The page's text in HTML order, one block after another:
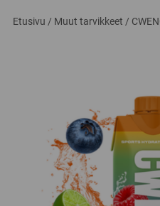
Etusivu / Muut tarvikkeet /